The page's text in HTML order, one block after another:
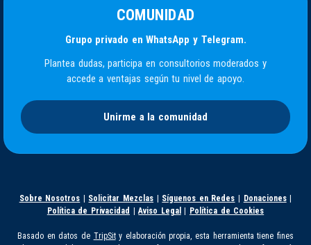
COMUNIDAD
Grupo privado en WhatsApp y Telegram.
Plantea dudas, participa en consultorios moderados y
accede a ventajas según tu nivel de apoyo.
Unirme a la comunidad
Sobre Nosotros Solicitar Mezclas Síguenos en Redes Donaciones|
Política de Privacidad
|Aviso Legal Política de Cookies
Basado en datos de TripSity elaboración propia, esta herramienta tiene fines